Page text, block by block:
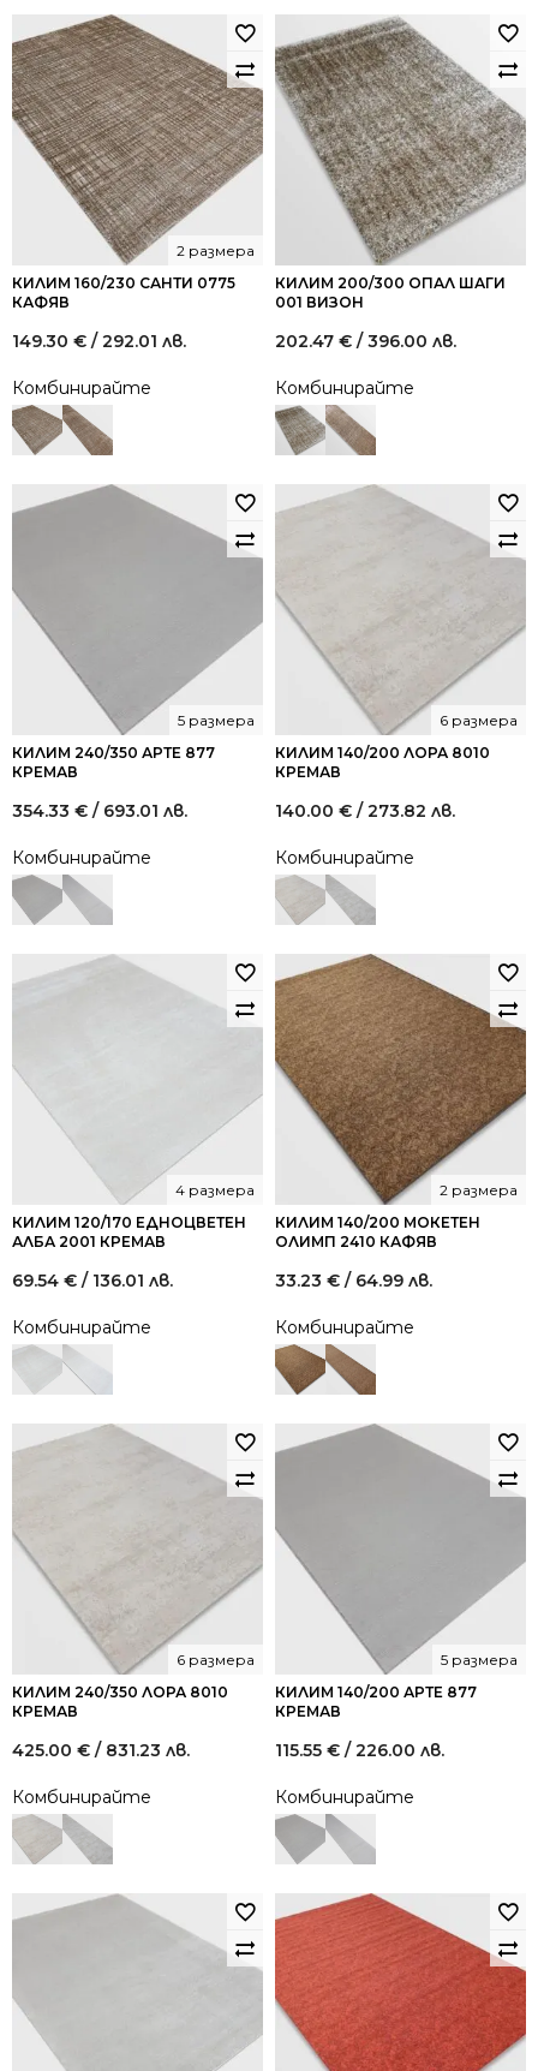
КИЛИМ 160/230 САНТИ 0775
КАФЯВ
2 размера
149.30 € / 292.01 лв.
Комбинирайте
КИЛИМ 200/300 ОПАЛ ШАГИ
001 ВИЗОН
202.47 € / 396.00 лв.
Комбинирайте
КИЛИМ 240/350 АРТЕ 877
КРЕМАВ
5 размера
354.33 € / 693.01 лв.
Комбинирайте
КИЛИМ 140/200 ЛОРА 8010
КРЕМАВ
6 размера
140.00 € / 273.82 лв.
Комбинирайте
КИЛИМ 120/170 ЕДНОЦВЕТЕН
АЛБА 2001 КРЕМАВ
4 размера
69.54 € / 136.01 лв.
Комбинирайте
КИЛИМ 140/200 МОКЕТЕН
ОЛИМП 2410 КАФЯВ
2 размера
33.23 € / 64.99 лв.
Комбинирайте
КИЛИМ 240/350 ЛОРА 8010
КРЕМАВ
6 размера
425.00 € / 831.23 лв.
Комбинирайте
КИЛИМ 140/200 АРТЕ 877
КРЕМАВ
5 размера
115.55 € / 226.00 лв.
Комбинирайте